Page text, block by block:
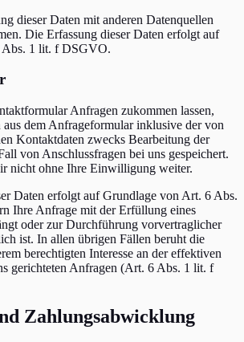
dieser Daten mit anderen Datenquellen
Die Erfassung dieser Daten erfolgt auf
1 lit. f DSGVO.
Anfragen zukommen lassen,
dem Anfrageformular inklusive der von
Kontaktdaten zwecks Bearbeitung der
von Anschlussfragen bei uns gespeichert.
nicht ohne Ihre Einwilligung weiter.
Daten erfolgt auf Grundlage von Art. 6 Abs.
Ihre Anfrage mit der Erfüllung eines
oder zur Durchführung vorvertraglicher
ist. In allen übrigen Fällen beruht die
berechtigten Interesse an der effektiven
gerichteten Anfragen (Art. 6 Abs. 1 lit. f
Zahlungsabwicklung